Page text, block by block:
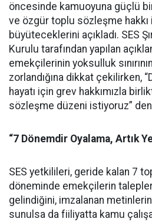
öncesinde kamuoyuna güçlü
ve özgür toplu sözleşme
büyüteceklerini açıkladı. SES
Kurulu tarafından yapılan
emekçilerinin yoksulluk
zorlandığına dikkat çekilirken,
hayatı için grev hakkımızla
sözleşme düzeni istiyoruz”
“7 Dönemdir Oyalama, Artık
SES yetkilileri, geride kalan 7
döneminde emekçilerin
gelindiğini, imzalanan metinlerin
sunulsa da fiiliyatta kamu